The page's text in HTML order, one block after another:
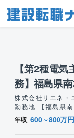
【第2種電
務】福島県
株式会社リエネ・
勤務地 【福島県南
年収 600～800万円